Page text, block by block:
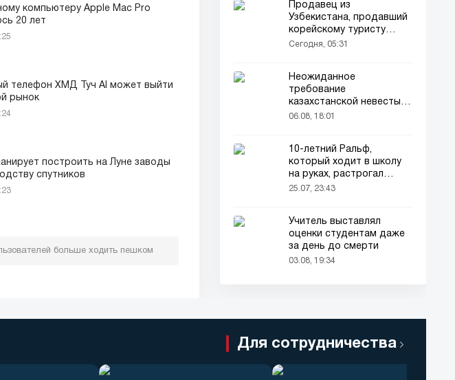
компьютеру Apple Mac Pro
20 лет
телефон ХМД Туч AI может выйти
рынок
построить на Луне заводы
спутников
больше ходить пешком
Продавец из
Узбекистана, продавший
корейскому туристу
напиток за 90 тысяч
телевидения
Сегодня, 05:31
Неожиданное
требование
казахстанской невесты в
качестве махра удивило
06.08, 18:01
10-летний Ральф,
который ходит в школу
на руках, растрогал
пользователей соцсетей
25.07, 23:43
Учитель выставлял
оценки студентам даже
за день до смерти
03.08, 19:34
Для сотрудничества